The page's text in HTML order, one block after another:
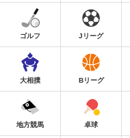
ゴルフ Jリーグ
大相撲 Bリーグ
地方競馬 卓球